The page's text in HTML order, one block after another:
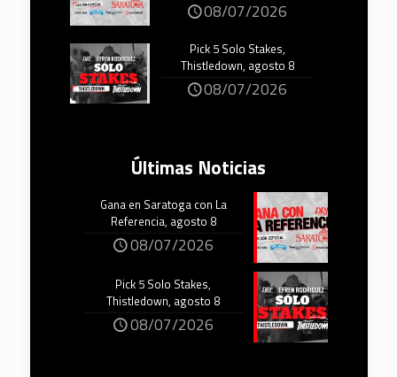
08/07/2026
Pick 5 Solo Stakes,
Thistledown, agosto 8
08/07/2026
Últimas Noticias
Gana en Saratoga con La
Referencia, agosto 8
08/07/2026
Pick 5 Solo Stakes,
Thistledown, agosto 8
08/07/2026